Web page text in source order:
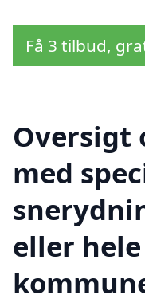
Få 3 tilbud,
Oversigt
med
eller